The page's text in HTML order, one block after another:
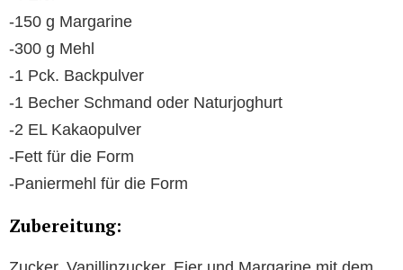
-150 g Margarine
-300 g Mehl
-1 Pck. Backpulver
-1 Becher Schmand oder Naturjoghurt
-2 EL Kakaopulver
-Fett für die Form
-Paniermehl für die Form
Zubereitung: